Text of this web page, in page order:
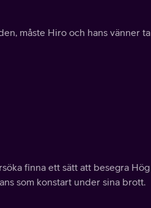
måste Hiro och hans vänner ta
finna ett sätt att besegra Hög
som konstart under sina brott.